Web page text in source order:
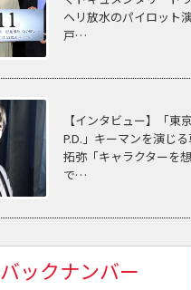
ヘリ放水のパイロット
戸…
【インタビュー】「東
P.D.」キーマンを演じ
拓弥「キャラクターを
で…
バックナンバー